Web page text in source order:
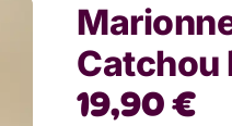
Catchou
19,90€